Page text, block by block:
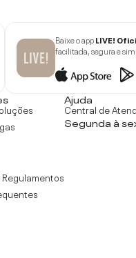
Baixe o appLIVE!
facilitada, segura e
Ajuda
Central de
Segunda à